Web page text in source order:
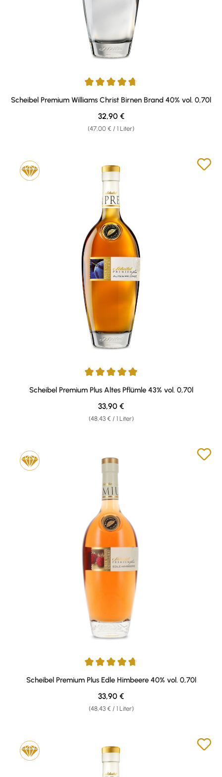
Durchschnittliche Bewertung von 4.69 von 5 Sternen
Scheibel Premium Williams Christ Birnen Brand 40% vol. 0,70l
(47,00 € / 1 Liter)
Regulärer Preis:
32,90 €
Durchschnittliche Bewertung von 4.9 von 5 Sternen
Scheibel Premium Plus Altes Pflümle 43% vol. 0,70l
(48,43 € / 1 Liter)
Regulärer Preis:
33,90 €
Durchschnittliche Bewertung von 4.82 von 5 Sternen
Scheibel Premium Plus Edle Himbeere 40% vol. 0,70l
(48,43 € / 1 Liter)
Regulärer Preis:
33,90 €